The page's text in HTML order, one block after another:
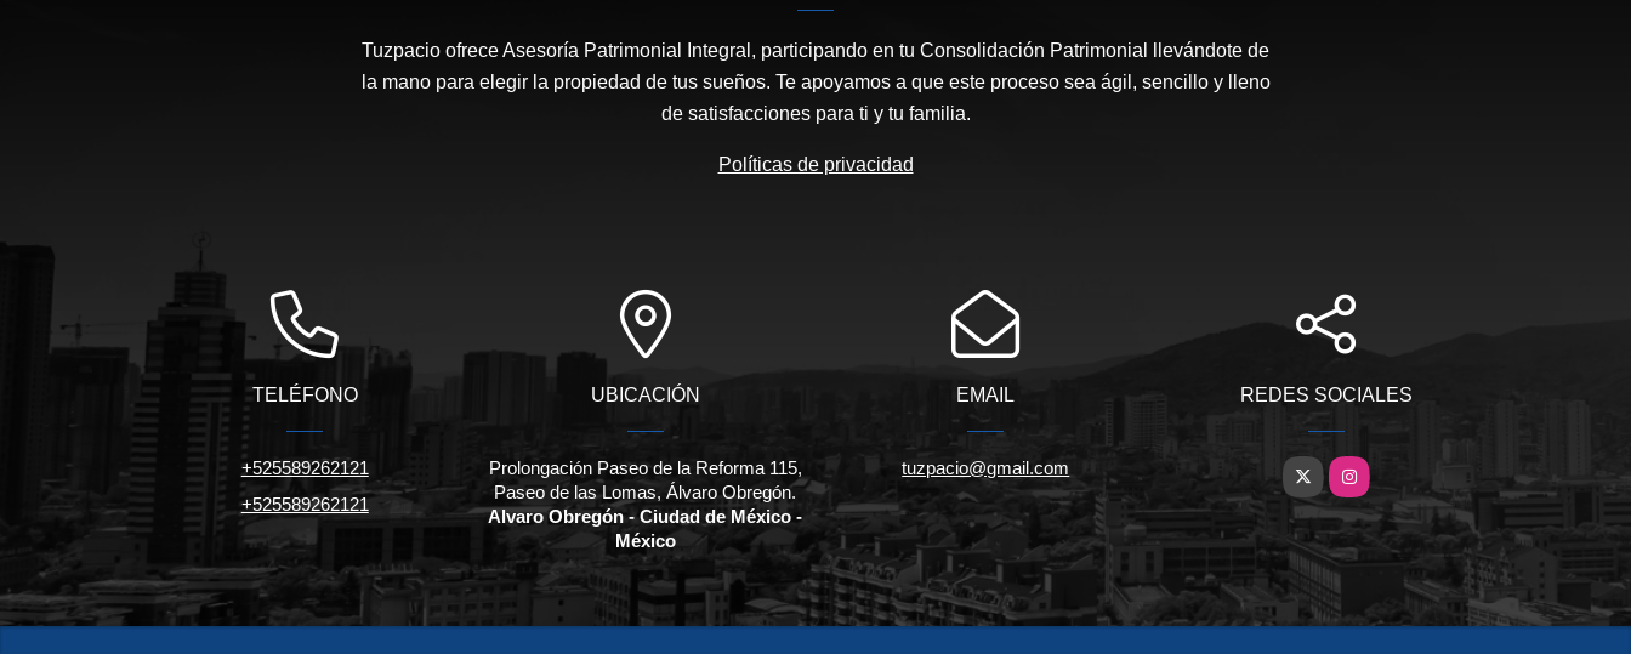
Tuzpacio ofrece Asesoría Patrimonial Integral, participando en tu Consolidación Patrimonial llevándote de
la mano para elegir la propiedad de tus sueños. Te apoyamos a que este proceso sea ágil, sencillo y lleno
de satisfacciones para ti y tu familia.
Políticas de privacidad
TELÉFONO
+525589262121
+525589262121
UBICACIÓN
Prolongación Paseo de la Reforma 115,
Paseo de las Lomas, Álvaro Obregón.
Alvaro Obregón - Ciudad de México -
México
EMAIL
tuzpacio@gmail.com
REDES SOCIALES
X Instagram